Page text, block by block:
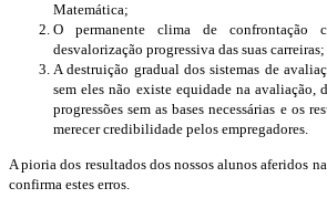
Matemática;
O permanente clima de confrontação
desvalorização progressiva das suas carreiras;
A destruição gradual dos sistemas de
sem eles não existe equidade na avaliação,
progressões sem as bases necessárias e os
merecer credibilidade pelos empregadores.
A pioria dos resultados dos nossos alunos aferidos
confirma estes erros.